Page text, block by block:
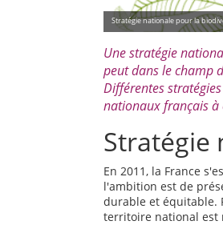
Stratégie nationale pour la
Une stratégie
peut dans le champ
Différentes
nationaux français à
Stratégie
En 2011, la France
l'ambition est de
durable et équitable.
territoire national est